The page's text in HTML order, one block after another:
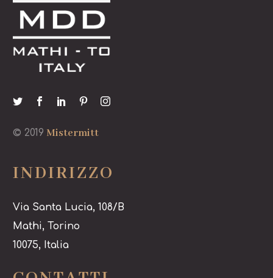
© 2019 Mistermitt
INDIRIZZO
Via Santa Lucia, 108/B
Mathi, Torino
10075, Italia